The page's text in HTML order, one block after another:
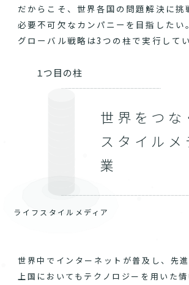
だからこそ、世界各国の問題解決に挑
必要不可欠なカンパニーを目指したい。
グローバル戦略は3つの柱で実行してい
１つ目の柱
ライフスタイルメディア
世界をつな
スタイルメ
業
世界中でインターネットが普及し、先
上国においてもテクノロジーを用いた